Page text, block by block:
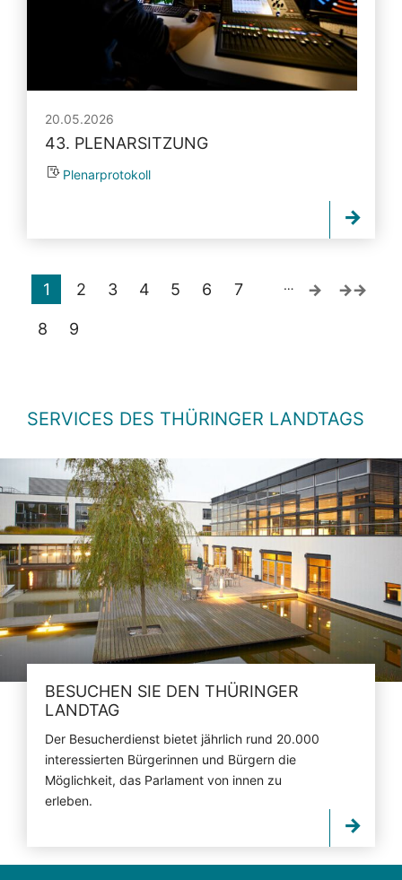
20.05.2026
43. PLENARSITZUNG
Plenarprotokoll
1 2 3 4 5 6 7
8 9
…
SERVICES DES THÜRINGER LANDTAGS
BESUCHEN SIE DEN THÜRINGER
LANDTAG
Der Besucherdienst bietet jährlich rund 20.000
interessierten Bürgerinnen und Bürgern die
Möglichkeit, das Parlament von innen zu
erleben.